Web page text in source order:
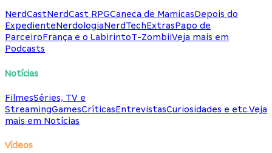
NerdCastNerdCast RPGCaneca de MamicasDepois do
ExpedienteNerdologiaNerdTechExtrasPapo de
ParceiroFrança e o LabirintoT-ZombiiVeja mais em
Podcasts
Notícias
FilmesSéries, TV e
StreamingGamesCríticasEntrevistasCuriosidades e etc.Veja
mais em Notícias
Vídeos